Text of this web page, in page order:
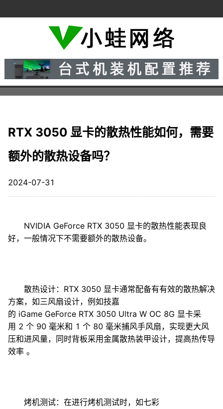
RTX 3050 显卡的散热性能如何，需要
额外的散热设备吗？
2024-07-31
NVIDIA GeForce RTX 3050 显卡的散热性能表现良
好，一般情况下不需要额外的散热设备。
散热设计：RTX 3050 显卡通常配备有有效的散热解决
方案，如三风扇设计，例如技嘉
的 iGame GeForce RTX 3050 Ultra W OC 8G 显卡采
用 2 个 90 毫米和 1 个 80 毫米捕风手风扇，实现更大风
压和进风量，同时背板采用金属散热装甲设计，提高热传导
效率 。
烤机测试：在进行烤机测试时，如七彩